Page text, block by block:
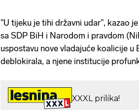
"U tijeku je tihi državni udar", kazao
sa SDP BiH i Narodom i pravdom
uspostavu nove vladajuće koalicije u
deblokirala, a njene institucije